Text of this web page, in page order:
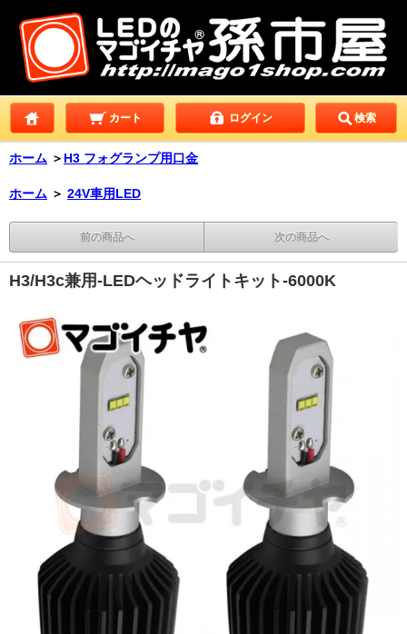
カート ログイン 検索
ホーム ＞ H3 フォグランプ用口金
ホーム ＞ 24V車用LED
前の商品へ 次の商品へ
H3/H3c兼用-LEDヘッドライトキット-6000K